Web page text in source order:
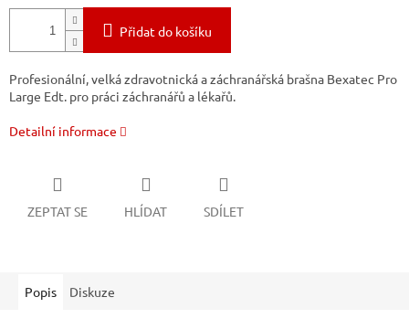
Přidat do košíku
Profesionální, velká zdravotnická a záchranářská brašna Bexatec Pro
Large Edt. pro práci záchranářů a lékařů.
Detailní informace
ZEPTAT SE HLÍDAT SDÍLET
Popis Diskuze